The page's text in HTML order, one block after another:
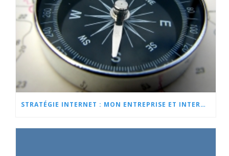
STRATÉGIE INTERNET : MON ENTREPRISE ET INTERNET PAR OÙ COMMENCER ?